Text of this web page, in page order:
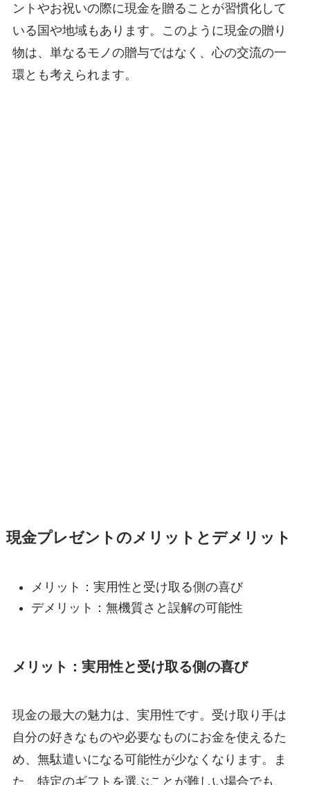
ントやお祝いの際に現金を贈ることが習慣化して
いる国や地域もあります。このように現金の贈り
物は、単なるモノの贈与ではなく、心の交流の一
環とも考えられます。
現金プレゼントのメリットとデメリット
メリット：実用性と受け取る側の喜び
デメリット：無機質さと誤解の可能性
メリット：実用性と受け取る側の喜び
現金の最大の魅力は、実用性です。受け取り手は
自分の好きなものや必要なものにお金を使えるた
め、無駄遣いになる可能性が少なくなります。ま
た、特定のギフトを選ぶことが難しい場合でも、